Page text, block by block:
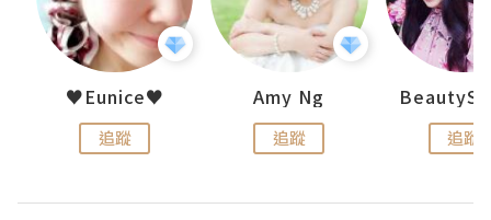
♥Eunice♥
追蹤
Amy Ng
追蹤 追蹤